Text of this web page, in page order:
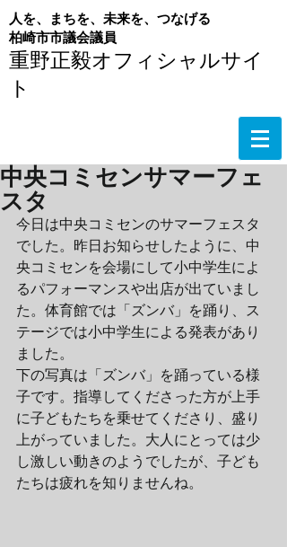
重野正毅オフィシャルサイ
ト
人を、まちを、未来を、つなげる
​柏崎市市議会議員
中央コミセンサマーフェ
スタ
今日は中央コミセンのサマーフェスタ
でした。昨日お知らせしたように、中
央コミセンを会場にして小中学生によ
るパフォーマンスや出店が出ていまし
た。体育館では「ズンバ」を踊り、ス
テージでは小中学生による発表があり
ました。
下の写真は「ズンバ」を踊っている様
子です。指導してくださった方が上手
に子どもたちを乗せてくださり、盛り
上がっていました。大人にとっては少
し激しい動きのようでしたが、子ども
たちは疲れを知りませんね。